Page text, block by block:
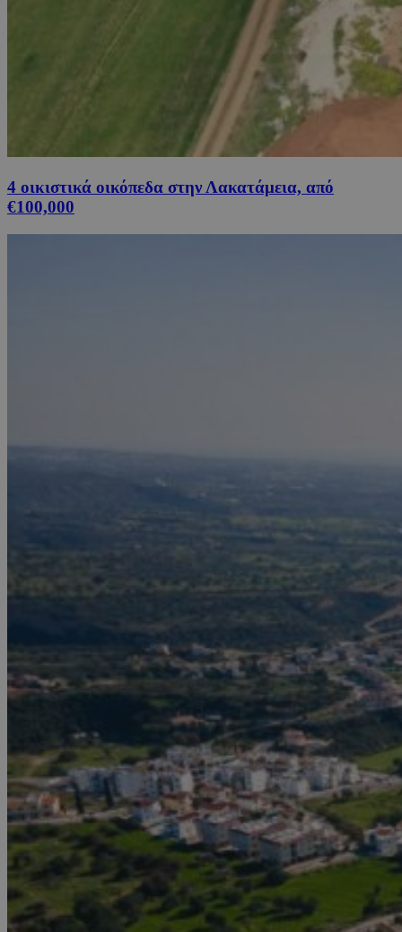
4 οικιστικά οικόπεδα στην Λακατάμεια, από
€100,000